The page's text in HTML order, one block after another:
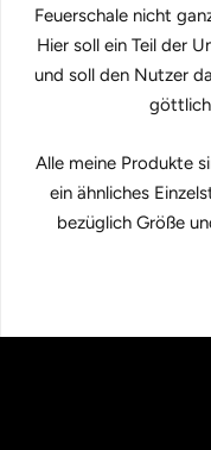
Feuerschale nicht
Hier soll ein Teil der
und soll den Nutzer
Alle meine Produkte
ein ähnliches
bezüglich Größe